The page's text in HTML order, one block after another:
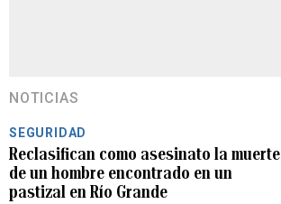
NOTICIAS
SEGURIDAD
Reclasifican como asesinato la muerte
de un hombre encontrado en un
pastizal en Río Grande